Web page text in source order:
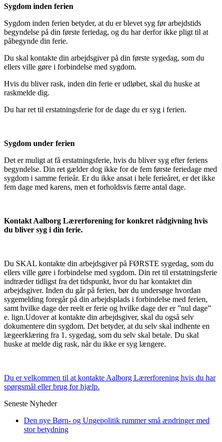
Sygdom inden ferien
Sygdom inden ferien betyder, at du er blevet syg før arbejdstids
begyndelse på din første feriedag, og du har derfor ikke pligt til at
påbegynde din ferie.
Du skal kontakte din arbejdsgiver på din første sygedag, som du
ellers ville gøre i forbindelse med sygdom.
Hvis du bliver rask, inden din ferie er udløbet, skal du huske at
raskmelde dig.
Du har ret til erstatningsferie for de dage du er syg i ferien.
Sygdom under ferien
Det er muligt at få erstatningsferie, hvis du bliver syg efter feriens
begyndelse. Din ret gælder dog ikke for de fem første feriedage med
sygdom i samme ferieår. Er du ikke ansat i hele ferieåret, er det ikke
fem dage med karens, men et forholdsvis færre antal dage.
Kontakt Aalborg Lærerforening for konkret rådgivning hvis
du bliver syg i din ferie.
Du SKAL kontakte din arbejdsgiver på FØRSTE sygedag, som du
ellers ville gøre i forbindelse med sygdom. Din ret til erstatningsferie
indtræder tidligst fra det tidspunkt, hvor du har kontaktet din
arbejdsgiver. Inden du går på ferien, bør du undersøge hvordan
sygemelding foregår på din arbejdsplads i forbindelse med ferien,
samt hvilke dage der reelt er ferie og hvilke dage der er ”nul dage”
e. lign.Udover at kontakte din arbejdsgiver, skal du også selv
dokumentere din sygdom. Det betyder, at du selv skal indhente en
lægeerklæring fra 1. sygedag, som du selv skal betale. Du skal
huske at melde dig rask, når du ikke er syg længere.
Du er velkommen til at kontakte Aalborg Lærerforening hvis du har
spørgsmål eller brug for hjælp.
Seneste Nyheder
Den nye Børn- og Ungepolitik rummer små ændringer med
stor betydning